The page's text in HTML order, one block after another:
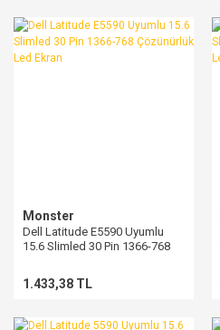
Monster
Dell Latitude E5590 Uyumlu
15.6 Slimled 30 Pin 1366-768
1.433,38 TL